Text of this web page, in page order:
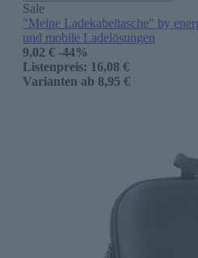
Sale
"Meine Ladekabeltasche" by
und mobile Ladelösungen
9,02 € -44%
Listenpreis: 16,08 €
Varianten ab 8,95 €